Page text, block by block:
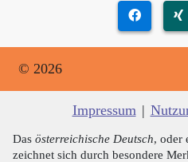
© 2026
Impressum |
Das österreichische Deutsch, oder
zeichnet sich durch besondere